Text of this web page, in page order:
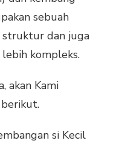
sebuah
struktur dan juga
kompleks.
akan Kami
si Kecil